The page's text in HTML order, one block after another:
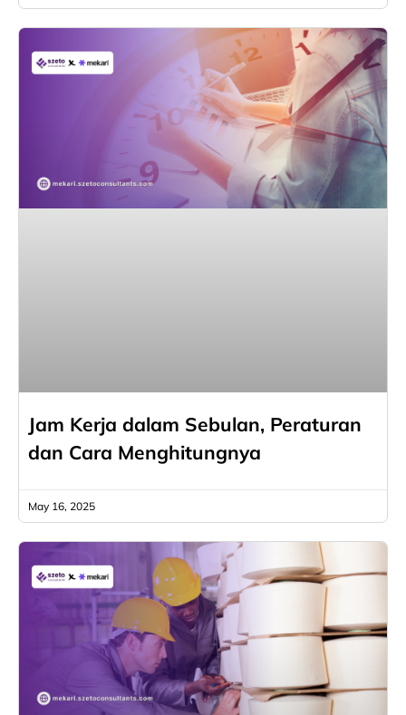
Jam Kerja dalam Sebulan, Peraturan
dan Cara Menghitungnya
May 16, 2025